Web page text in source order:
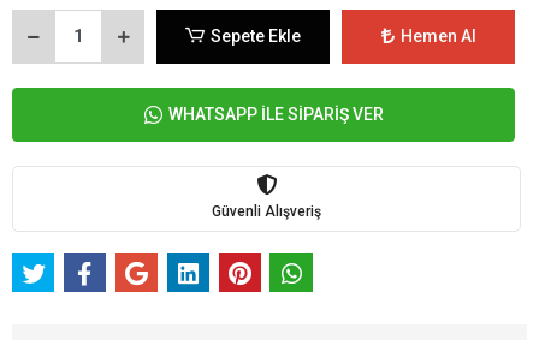
Sepete Ekle Hemen Al
WHATSAPP İLE SİPARİŞ VER
Güvenli Alışveriş